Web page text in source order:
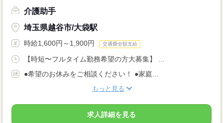
介護助手
埼玉県越谷市/大袋駅
時給1,600円～1,900円 交通費全額支給
【時短〜フルタイム勤務希望の方大募集】 ...
●希望のお休みをご相談ください！ ●家庭...
もっと見る
求人詳細を見る